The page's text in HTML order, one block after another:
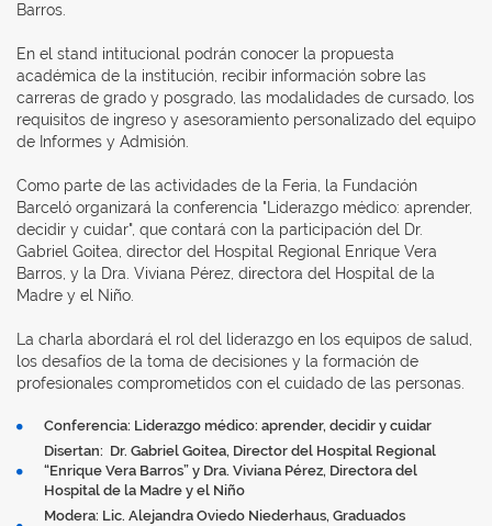
Barros.
En el stand intitucional podrán conocer la propuesta
académica de la institución, recibir información sobre las
carreras de grado y posgrado, las modalidades de cursado, los
requisitos de ingreso y asesoramiento personalizado del equipo
de Informes y Admisión.
Como parte de las actividades de la Feria, la Fundación
Barceló organizará la conferencia "Liderazgo médico: aprender,
decidir y cuidar", que contará con la participación del Dr.
Gabriel Goitea, director del Hospital Regional Enrique Vera
Barros, y la Dra. Viviana Pérez, directora del Hospital de la
Madre y el Niño.
La charla abordará el rol del liderazgo en los equipos de salud,
los desafíos de la toma de decisiones y la formación de
profesionales comprometidos con el cuidado de las personas.
Conferencia: Liderazgo médico: aprender, decidir y cuidar
Disertan: Dr. Gabriel Goitea, Director del Hospital Regional
“Enrique Vera Barros” y Dra. Viviana Pérez, Directora del
Hospital de la Madre y el Niño
Modera: Lic. Alejandra Oviedo Niederhaus, Graduados